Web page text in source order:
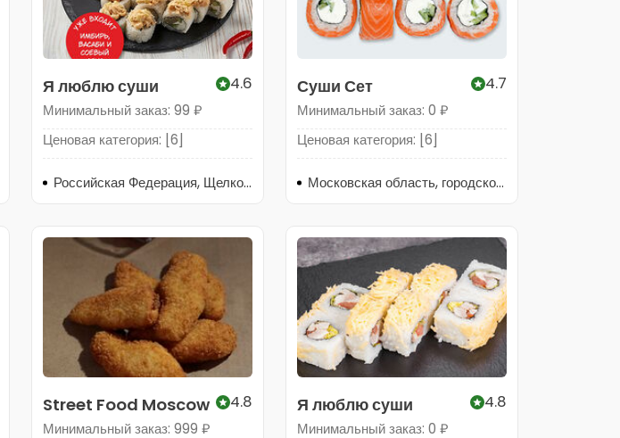
Я люблю суши 4.6
Минимальный заказ: 99 ₽
Ценовая категория: [6]
Российская Федерация, Щелково, Щёлково, Московская область, Щёлково, Талсинская улица, 24Б
Суши Сет 4.7
Минимальный заказ: 0 ₽
Ценовая категория: [6]
Московская область, городской округ Пушкинский, Ивантеевка, улица Дзержинского, 11А
Street Food Moscow 4.8
Минимальный заказ: 999 ₽
Я люблю суши 4.8
Минимальный заказ: 0 ₽